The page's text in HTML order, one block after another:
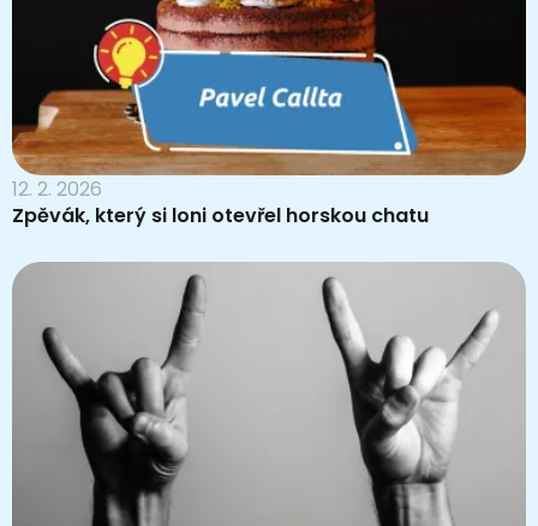
12. 2. 2026
Zpěvák, který si loni otevřel horskou chatu